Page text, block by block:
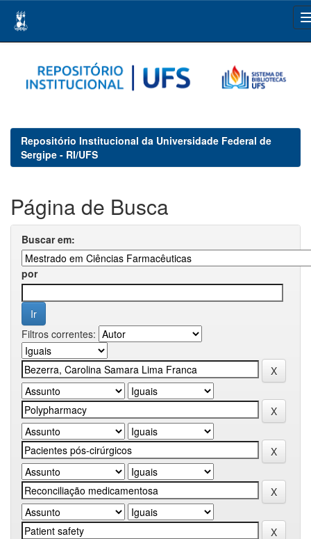
navigation
Repositório Institucional da Universidade Federal de
Sergipe - RI/UFS
Página de Busca
Buscar em:
por
Filtros correntes: